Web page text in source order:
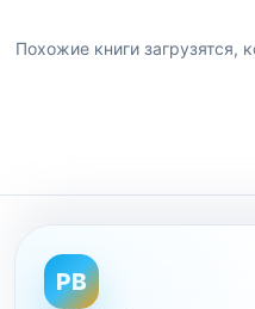
Похожие книги загрузятся,
PB